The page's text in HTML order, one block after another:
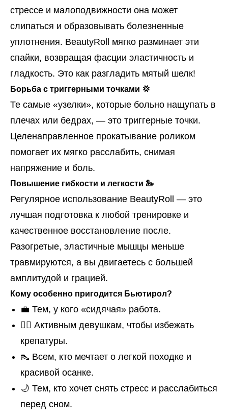
стрессе и малоподвижности она может
слипаться и образовывать болезненные
уплотнения. BeautyRoll мягко разминает эти
спайки, возвращая фасции эластичность и
гладкость. Это как разгладить мятый шелк!
Борьба с триггерными точками 💢
Те самые «узелки», которые больно нащупать в
плечах или бедрах, — это триггерные точки.
Целенаправленное прокатывание роликом
помогает их мягко расслабить, снимая
напряжение и боль.
Повышение гибкости и легкости 🦢
Регулярное использование BeautyRoll — это
лучшая подготовка к любой тренировке и
качественное восстановление после.
Разогретые, эластичные мышцы меньше
травмируются, а вы двигаетесь с большей
амплитудой и грацией.
Кому особенно пригодится Бьютирол?
💼 Тем, у кого «сидячая» работа.
🏃‍♀️ Активным девушкам, чтобы избежать
крепатуры.
👠 Всем, кто мечтает о легкой походке и
красивой осанке.
🌙 Тем, кто хочет снять стресс и расслабиться
перед сном.